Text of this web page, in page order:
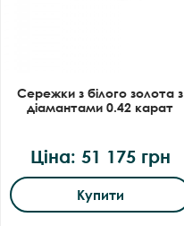
Сережки з білого золота з
діамантами 0.42 карат
Ціна: 51 175 грн
Купити